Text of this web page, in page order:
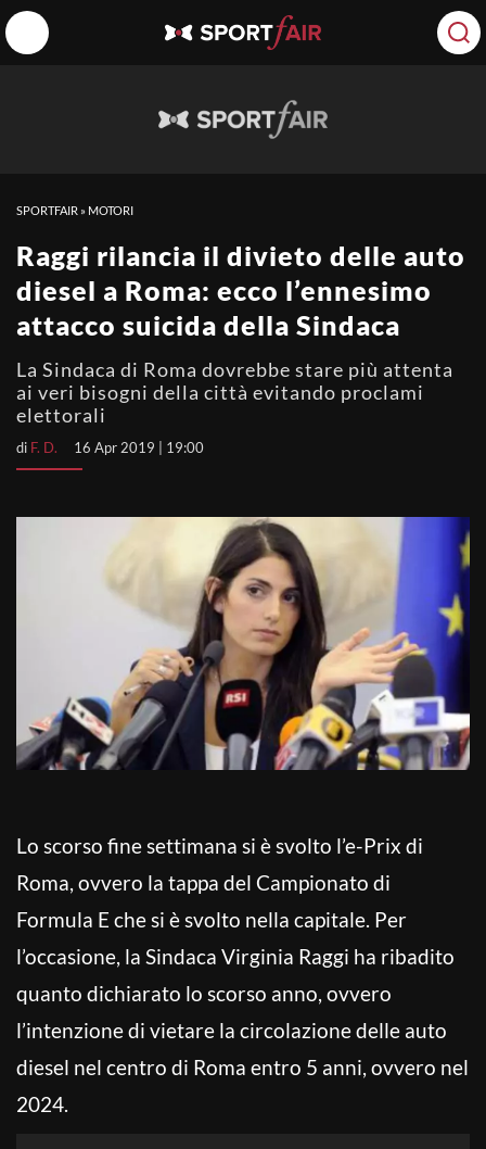
SPORTFAIR » MOTORI
Raggi rilancia il divieto delle auto
diesel a Roma: ecco l’ennesimo
attacco suicida della Sindaca
La Sindaca di Roma dovrebbe stare più attenta
ai veri bisogni della città evitando proclami
elettorali
di F. D. 16 Apr 2019 | 19:00
Lo scorso fine settimana si è svolto l’e-Prix di
Roma, ovvero la tappa del Campionato di
Formula E che si è svolto nella capitale. Per
l’occasione, la Sindaca Virginia Raggi ha ribadito
quanto dichiarato lo scorso anno, ovvero
l’intenzione di vietare la circolazione delle auto
diesel nel centro di Roma entro 5 anni, ovvero nel
2024.